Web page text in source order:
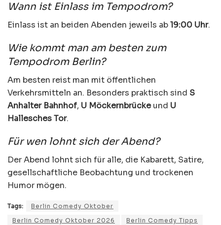
Wann ist Einlass im Tempodrom?
Einlass ist an beiden Abenden jeweils ab19:00 Uhr.
Wie kommt man am besten zum
Tempodrom Berlin?
Am besten reist man mit öffentlichen
Verkehrsmitteln an. Besonders praktisch sind S
Anhalter Bahnhof, U Möckernbrückeund U
Hallesches Tor.
Für wen lohnt sich der Abend?
Der Abend lohnt sich für alle, die Kabarett, Satire,
gesellschaftliche Beobachtung und trockenen
Humor mögen.
Tags:
Berlin Comedy Oktober
Berlin Comedy Oktober 2026
Berlin Comedy Tipps